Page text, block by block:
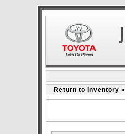
Return to Inventory «